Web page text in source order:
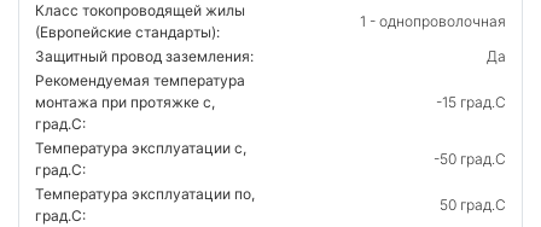
Класс токопроводящей жилы
(Европейские стандарты):
1 - однопроволочная
Защитный провод заземления:
Да
Рекомендуемая температура
монтажа при протяжке с,
град.C:
-15 град.C
Температура эксплуатации с,
град.C:
-50 град.C
Температура эксплуатации по,
град.C:
50 град.C